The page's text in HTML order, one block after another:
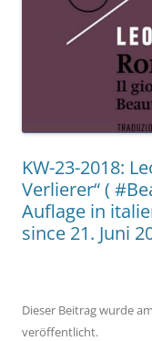
KW-23-2018:
Verlierer“ (
Auflage in
since 21. Juni
Dieser Beitrag wurde am
veröffentlicht.